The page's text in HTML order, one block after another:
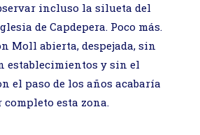
incluso la silueta del
de Capdepera. Poco más.
Moll abierta, despejada, sin
establecimientos y sin el
el paso de los años acabaría
esta zona.